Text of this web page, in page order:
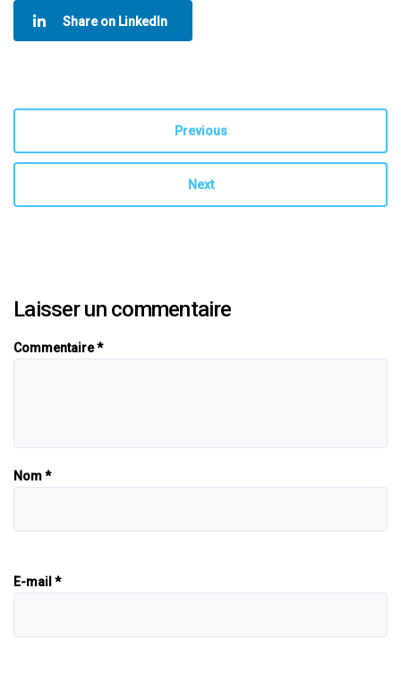
Share on LinkedIn
Previous
Next
Laisser un commentaire
Commentaire*
Nom*
E-mail *